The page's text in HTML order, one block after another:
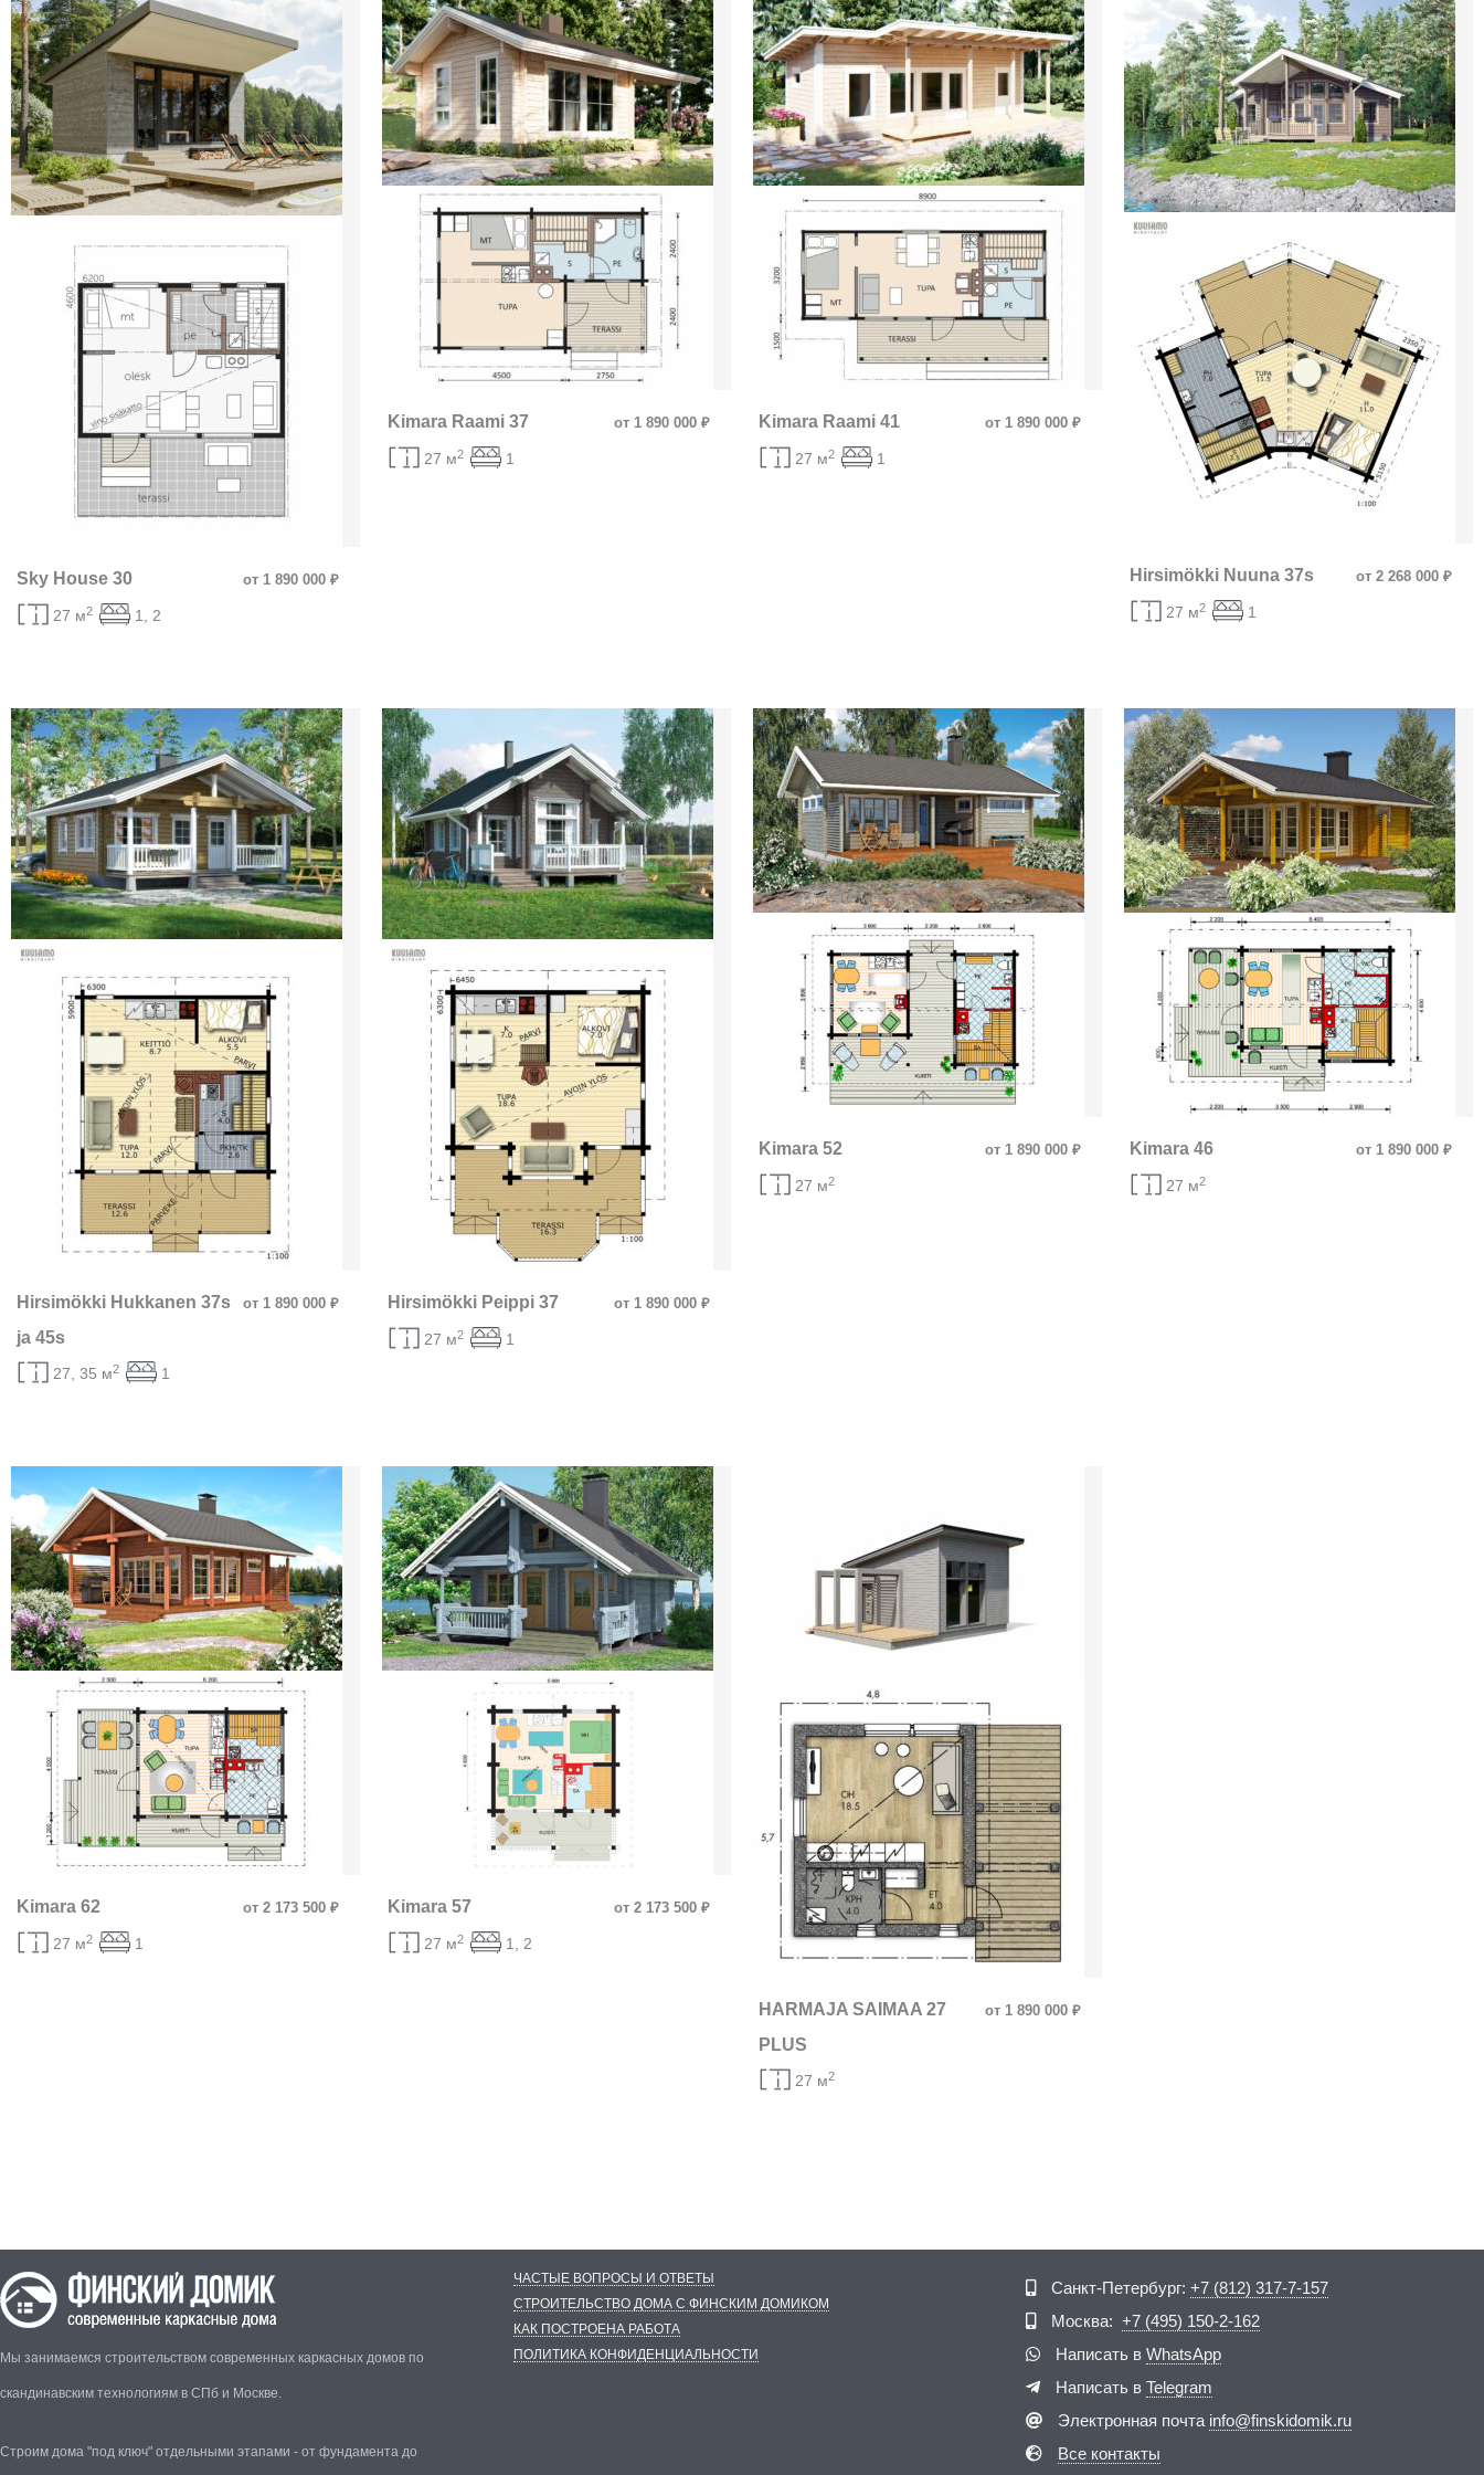
Sky House 30 от 1 890 000 ₽
27 м2 1, 2
Kimara Raami 37 от 1 890 000 ₽
27 м2 1
Kimara Raami 41 от 1 890 000 ₽
27 м2 1
Hirsimökki Nuuna 37s от 2 268 000 ₽
27 м2 1
Hirsimökki Hukkanen 37s
ja 45s
от 1 890 000 ₽
27, 35 м2 1
Hirsimökki Peippi 37 от 1 890 000 ₽
27 м2 1
Kimara 52 от 1 890 000 ₽
27 м2
Kimara 46 от 1 890 000 ₽
27 м2
Kimara 62 от 2 173 500 ₽
27 м2 1
Kimara 57 от 2 173 500 ₽
27 м2 1, 2
HARMAJA SAIMAA 27
PLUS
от 1 890 000 ₽
27 м2
Мы занимаемся строительством современных каркасных домов по
скандинавским технологиям в СПб и Москве.
Строим дома "под ключ" отдельными этапами - от фундамента до
ЧАСТЫЕ ВОПРОСЫ И ОТВЕТЫ
СТРОИТЕЛЬСТВО ДОМА С ФИНСКИМ ДОМИКОМ
КАК ПОСТРОЕНА РАБОТА
ПОЛИТИКА КОНФИДЕНЦИАЛЬНОСТИ
Санкт-Петербург:+7 (812) 317-7-157
Москва:+7 (495) 150-2-162
Написать вWhatsApp
Написать вTelegram
Электронная почта info@finskidomik.ru
Все контакты